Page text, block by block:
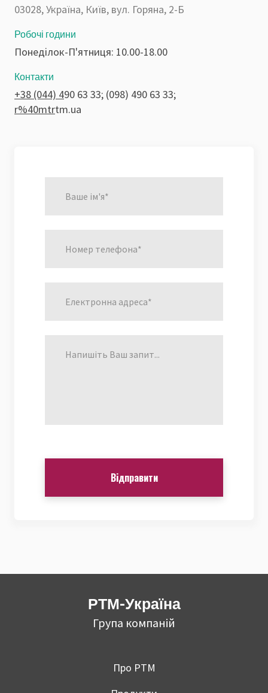
03028, Україна, Київ, вул. Горяна, 2-Б
Робочі години
Понеділок-П'ятниця: 10.00-18.00
Контакти
+38 (044) 490 63 33; (098) 490 63 33;
r%40mtrtm.ua
Відправити
РТМ-Україна
Група компаній
Про РТМ